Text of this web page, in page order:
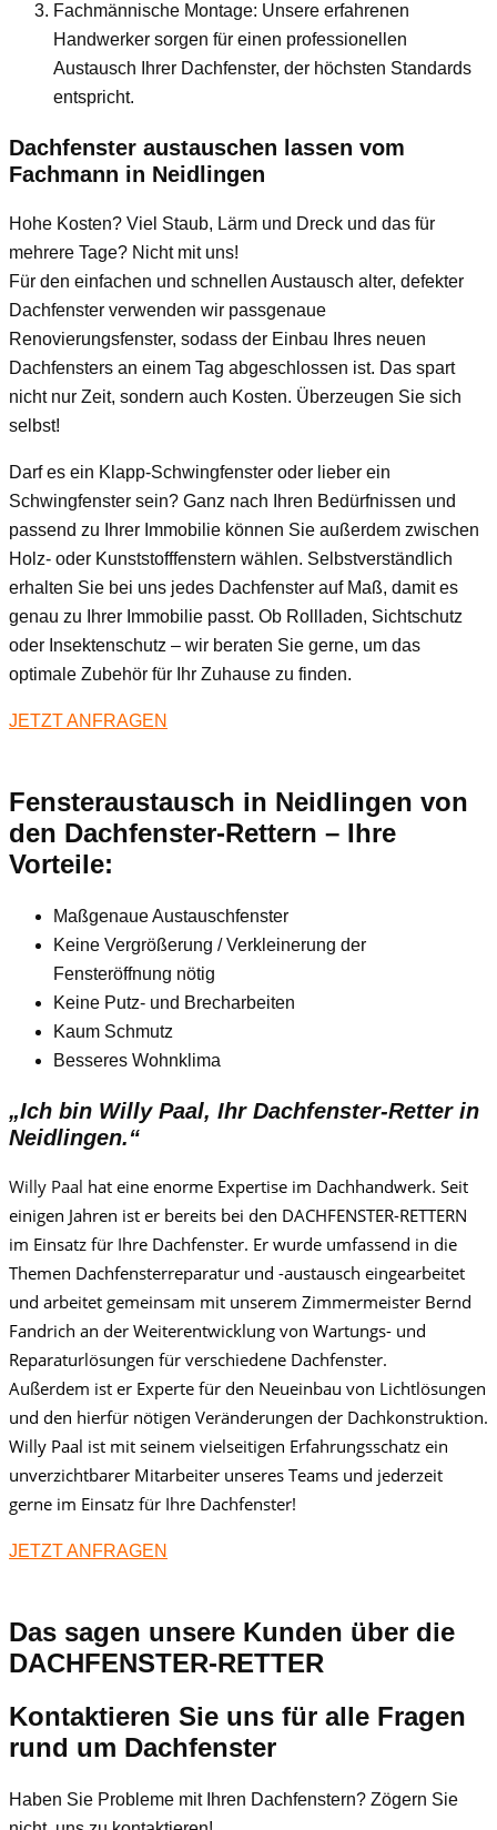
Fachmännische Montage: Unsere erfahrenen
Handwerker sorgen für einen professionellen
Austausch Ihrer Dachfenster, der höchsten Standards
entspricht.
Dachfenster austauschen lassen vom
Fachmann in Neidlingen
Hohe Kosten? Viel Staub, Lärm und Dreck und das für
mehrere Tage? Nicht mit uns!
Für den einfachen und schnellen Austausch alter, defekter
Dachfenster verwenden wir passgenaue
Renovierungsfenster, sodass der Einbau Ihres neuen
Dachfensters an einem Tag abgeschlossen ist. Das spart
nicht nur Zeit, sondern auch Kosten. Überzeugen Sie sich
selbst!
Darf es ein Klapp-Schwingfenster oder lieber ein
Schwingfenster sein? Ganz nach Ihren Bedürfnissen und
passend zu Ihrer Immobilie können Sie außerdem zwischen
Holz- oder Kunststofffenstern wählen. Selbstverständlich
erhalten Sie bei uns jedes Dachfenster auf Maß, damit es
genau zu Ihrer Immobilie passt. Ob Rollladen, Sichtschutz
oder Insektenschutz – wir beraten Sie gerne, um das
optimale Zubehör für Ihr Zuhause zu finden.
JETZT ANFRAGEN
Fensteraustausch in Neidlingen von
den Dachfenster-Rettern – Ihre
Vorteile:
Maßgenaue Austauschfenster
Keine Vergrößerung / Verkleinerung der
Fensteröffnung nötig
Keine Putz- und Brecharbeiten
Kaum Schmutz
Besseres Wohnklima
„Ich bin Willy Paal, Ihr Dachfenster-Retter in
Neidlingen.“
Willy Paal hat eine enorme Expertise im Dachhandwerk. Seit
einigen Jahren ist er bereits bei den DACHFENSTER-RETTERN
im Einsatz für Ihre Dachfenster. Er wurde umfassend in die
Themen Dachfensterreparatur und -austausch eingearbeitet
und arbeitet gemeinsam mit unserem Zimmermeister Bernd
Fandrich an der Weiterentwicklung von Wartungs- und
Reparaturlösungen für verschiedene Dachfenster.
Außerdem ist er Experte für den Neueinbau von Lichtlösungen
und den hierfür nötigen Veränderungen der Dachkonstruktion.
Willy Paal ist mit seinem vielseitigen Erfahrungsschatz ein
unverzichtbarer Mitarbeiter unseres Teams und jederzeit
gerne im Einsatz für Ihre Dachfenster!
JETZT ANFRAGEN
Das sagen unsere Kunden über die
DACHFENSTER-RETTER
Kontaktieren Sie uns für alle Fragen
rund um Dachfenster
Haben Sie Probleme mit Ihren Dachfenstern? Zögern Sie